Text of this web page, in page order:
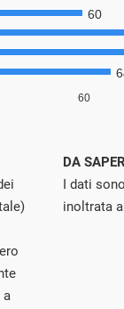
a
DA
I dati
inoltrata